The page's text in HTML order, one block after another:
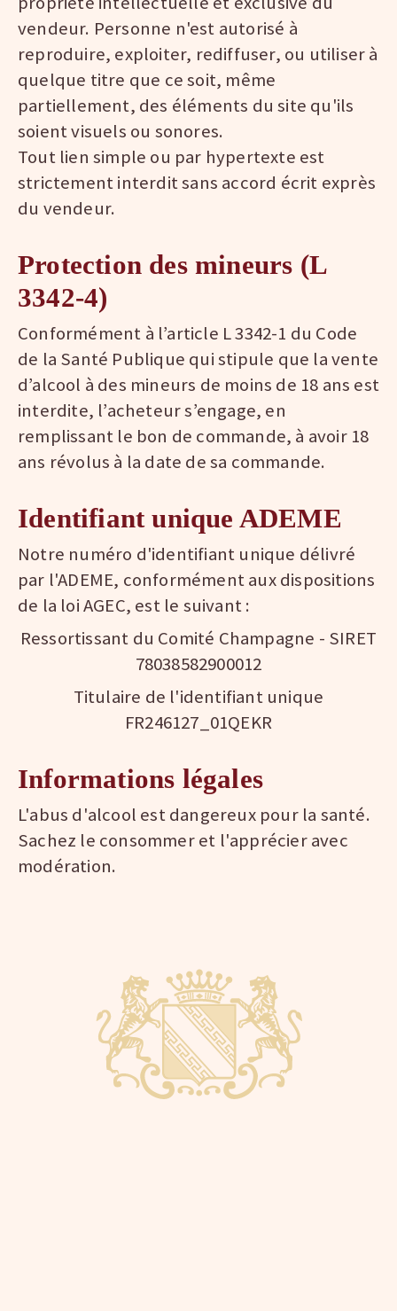
vendeur. Personne n'est autorisé à
reproduire, exploiter, rediffuser, ou utiliser à
quelque titre que ce soit, même
partiellement, des éléments du site qu'ils
soient visuels ou sonores.
Tout lien simple ou par hypertexte est
strictement interdit sans accord écrit exprès
du vendeur.
Protection des mineurs (L
3342-4)
Conformément à l’article L 3342-1 du Code
de la Santé Publique qui stipule que la vente
d’alcool à des mineurs de moins de 18 ans est
interdite, l’acheteur s’engage, en
remplissant le bon de commande, à avoir 18
ans révolus à la date de sa commande.
Identifiant unique ADEME
Notre numéro d'identifiant unique délivré
par l'ADEME, conformément aux dispositions
de la loi AGEC, est le suivant :
Ressortissant du Comité Champagne - SIRET
78038582900012
Titulaire de l'identifiant unique
FR246127_01QEKR
Informations légales
L'abus d'alcool est dangereux pour la santé.
Sachez le consommer et l'apprécier avec
modération.